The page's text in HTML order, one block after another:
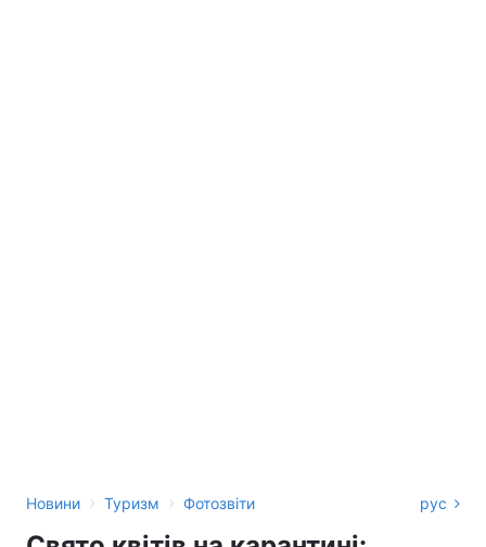
Новини › Туризм › Фотозвіти рус